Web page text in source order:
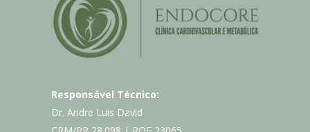
Responsável Técnico:
Dr. Andre Luis David